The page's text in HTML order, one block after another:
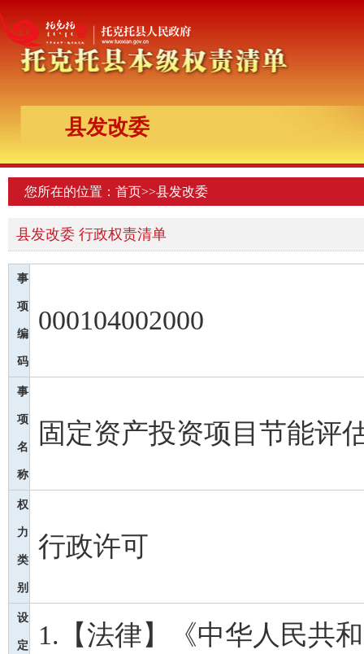
县发改委
您所在的位置： 首页>>县发改委
县发改委 行政权责清单
事
项
编
码
000104002000
事
项
名
称
固定资产投资项目节能评
权
力
类
别
行政许可
设
定
1.【法律】《中华人民共